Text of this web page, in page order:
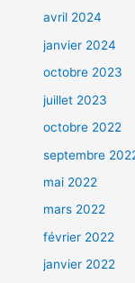
avril 2024
janvier 2024
octobre 2023
juillet 2023
octobre 2022
septembre
mai 2022
mars 2022
février 2022
janvier 2022